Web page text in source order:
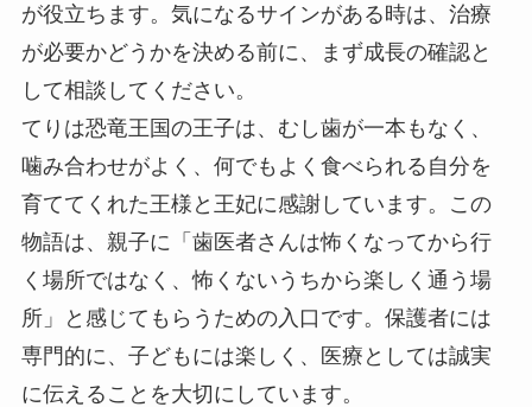
が役立ちます。気になるサインがある時は、治療
が必要かどうかを決める前に、まず成長の確認と
して相談してください。
てりは恐竜王国の王子は、むし歯が一本もなく、
噛み合わせがよく、何でもよく食べられる自分を
育ててくれた王様と王妃に感謝しています。この
物語は、親子に「歯医者さんは怖くなってから行
く場所ではなく、怖くないうちから楽しく通う場
所」と感じてもらうための入口です。保護者には
専門的に、子どもには楽しく、医療としては誠実
に伝えることを大切にしています。